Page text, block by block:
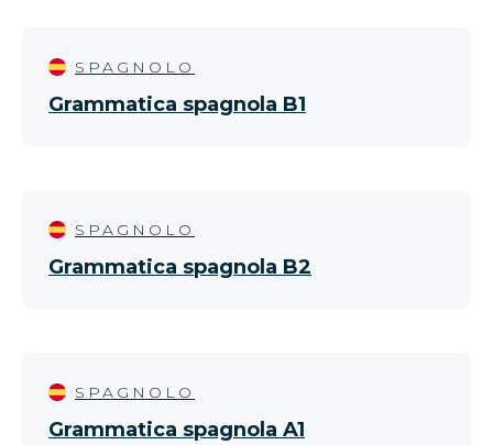
SPAGNOLO
Grammatica spagnola B1
SPAGNOLO
Grammatica spagnola B2
SPAGNOLO
Grammatica spagnola A1